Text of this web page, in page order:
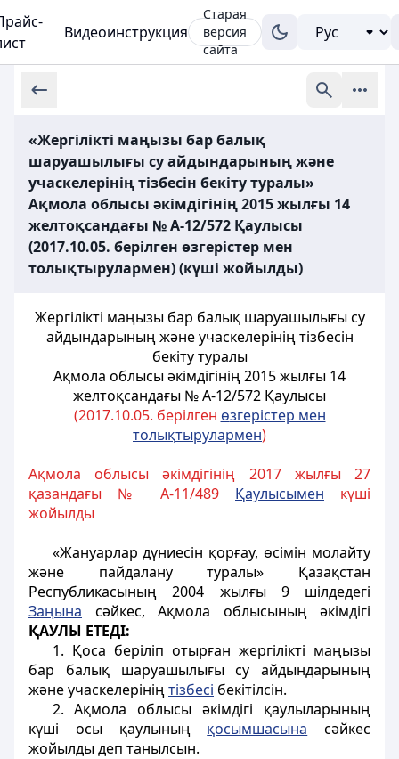
Видеоинструкция
Старая
версия
сайта
«Жергілікті маңызы бар балық
шаруашылығы су айдындарының және
учаскелерінің тізбесін бекіту туралы»
Ақмола облысы әкімдігінің 2015 жылғы 14
желтоқсандағы № А-12/572 Қаулысы
(2017.10.05. берілген өзгерістер мен
толықтырулармен) (күші жойылды)
Жергілікті маңызы бар балық шаруашылығы су
айдындарының және учаскелерінің тізбесін
бекіту туралы
Ақмола облысы әкімдігінің 2015 жылғы 14
желтоқсандағы № А-12/572 Қаулысы
(2017.10.05. берілген өзгерістер мен
толықтырулармен)
Ақмола облысы әкімдігінің 2017 жылғы 27
қазандағы № А-11/489 Қаулысымен күші
жойылды
«Жануарлар дүниесiн қорғау, өсiмiн молайту
және пайдалану туралы» Қазақстан
Республикасының 2004 жылғы 9 шілдедегі
Заңына сәйкес, Ақмола облысының әкімдігі
ҚАУЛЫ ЕТЕДІ:
1. Қоса беріліп отырған жергілікті маңызы
бар балық шаруашылығы су айдындарының
және учаскелерініңтізбесі бекітілсін.
2. Ақмола облысы әкімдігі қаулыларының
күші осы қаулының қосымшасына сәйкес
жойылды деп танылсын.